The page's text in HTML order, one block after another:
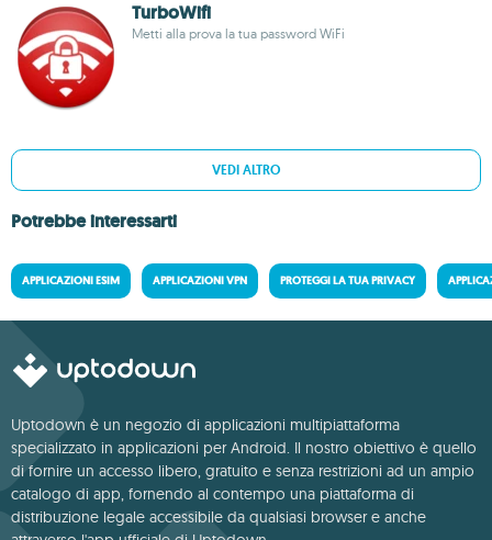
TurboWifi
Metti alla prova la tua password WiFi
VEDI ALTRO
Potrebbe interessarti
APPLICAZIONI ESIM APPLICAZIONI VPN PROTEGGI LA TUA PRIVACY
Uptodown è un negozio di applicazioni multipiattaforma
specializzato in applicazioni per Android. Il nostro obiettivo è quello
di fornire un accesso libero, gratuito e senza restrizioni ad un ampio
catalogo di app, fornendo al contempo una piattaforma di
distribuzione legale accessibile da qualsiasi browser e anche